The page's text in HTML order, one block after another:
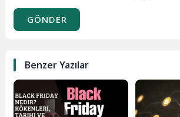
GÖNDER
Benzer Yazılar